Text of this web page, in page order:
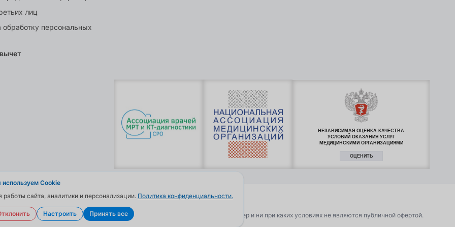
лиц
обработку персональных
НЕЗАВИСИМАЯ ОЦЕНКА КАЧЕСТВА
УСЛОВИЙ ОКАЗАНИЯ УСЛУГ
МЕДИЦИНСКИМИ ОРГАНИЗАЦИЯМИ
ОЦЕНИТЬ
материалы и цены, размещенные на сайте, носят информационный характер и ни при каких условиях не являются публичной офертой.
Cookie
работы сайта, аналитики и персонализации. Политика конфиденциальности.
Настроить Принять все